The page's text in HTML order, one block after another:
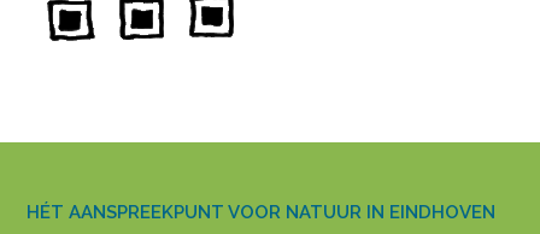
HÉT AANSPREEKPUNT VOOR NATUUR IN EINDHOVEN